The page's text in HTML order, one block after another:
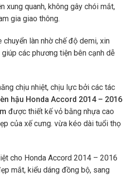
xung quanh, không gây chói mắt,
gia giao thông.
làn nhờ chế độ demi, xin
các phương tiện bên cạnh dễ
chịu nhiệt, chịu lực bởi các tác
hậu Honda Accord 2014 – 2016
được thiết kế vỏ bằng nhựa cao
của xế cưng. vừa kéo dài tuổi thọ
cho Honda Accord 2014 – 2016
mắt, kiểu dáng đồng bộ, sang